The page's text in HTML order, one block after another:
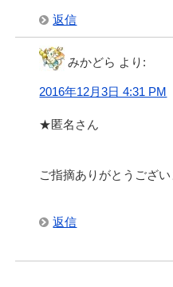
返信
みかどら より:
2016年12月3日 4:31 PM
★匿名さん
ご指摘ありがとうござ
返信